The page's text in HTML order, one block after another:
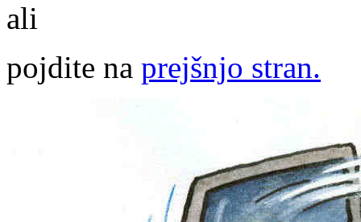
ali
pojdite na prejšnjo stran.